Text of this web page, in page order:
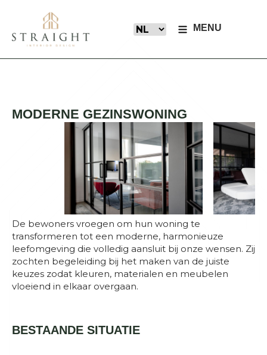
MENU
MODERNE GEZINSWONING
De bewoners vroegen om hun woning te
transformeren tot een moderne, harmonieuze
leefomgeving die volledig aansluit bij onze wensen. Zij
zochten begeleiding bij het maken van de juiste
keuzes zodat kleuren, materialen en meubelen
vloeiend in elkaar overgaan.
BESTAANDE SITUATIE